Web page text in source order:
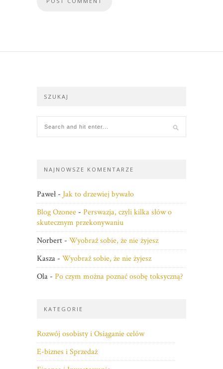
SZUKAJ
NAJNOWSZE KOMENTARZE
Paweł - Jak to drzewiej bywało
Blog Ozonee - Perswazja, czyli kilka słów o
skutecznym przekonywaniu
Norbert - Wyobraź sobie, że nie żyjesz
Kasza - Wyobraź sobie, że nie żyjesz
Ola - Po czym można poznać osobę toksyczną?
KATEGORIE
Rozwój osobisty i Osiąganie celów
E-biznes i Sprzedaż